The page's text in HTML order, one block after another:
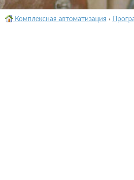
Комплексная автоматизация ›